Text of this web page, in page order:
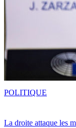
La droite attaque les
POLITIQUE